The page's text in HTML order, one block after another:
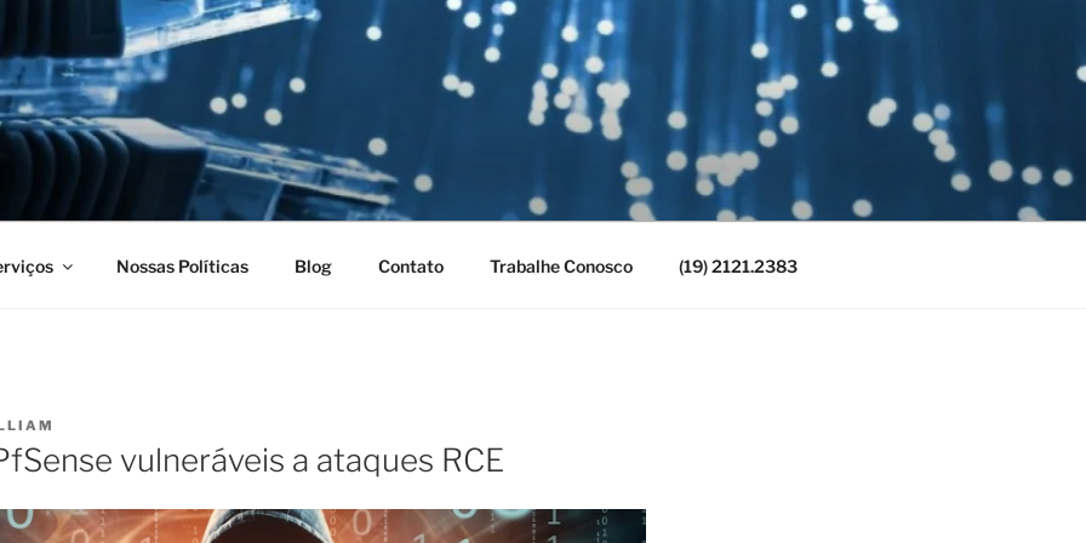
Nossas Políticas Blog Contato Trabalhe Conosco (19) 2121.2383
vulneráveis a ataques RCE